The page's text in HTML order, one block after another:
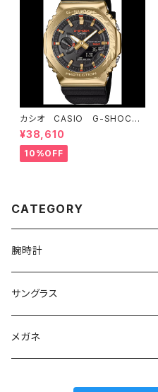
カシオ CASIO G-SHOCK
ジーショック GBM-2100C
X-9AJR 2026年干支シリー
ズ
¥38,610
10%OFF
CATEGORY
腕時計
グランドセイコー
Elegance collection
セイコー
サングラス
オークリー
メガネ